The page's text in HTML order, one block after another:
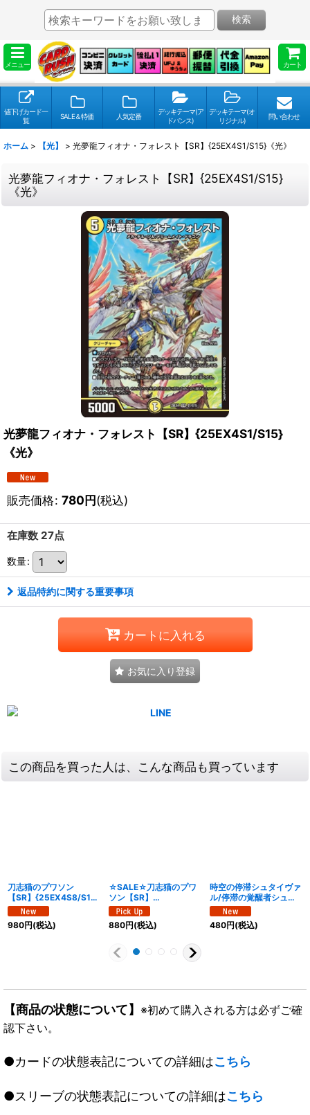
メニュー カート
検索
値下げカード一
覧
SALE＆特価 人気定番
デッキテーマ(ア
ドバンス)
デッキテーマ(オ
リジナル)
問い合わせ
ホーム > 【光】 > 光夢龍フィオナ・フォレスト【SR】{25EX4S1/S15}《光》
光夢龍フィオナ・フォレスト【SR】{25EX4S1/S15}
《光》
光夢龍フィオナ・フォレスト【SR】{25EX4S1/S15}
《光》
販売価格: 780円(税込)
在庫数 27点
数量:
返品特約に関する重要事項
カートに入れる
お気に入り登録
この商品を買った人は、こんな商品も買っています
刀志猫のプワソン
【SR】{25EX4S8/S15}
《多》
980円(税込)
☆SALE☆刀志猫のプワ
ソン【SR】
{25EX4S8/S15}《多》
880円(税込)
時空の停滞シュタイヴァ
ル/停滞の覚醒者シュタ
イヴェルト【SR】
{25EX4S6b/S15/S6a/
S15}《多》
480円(税込)
【商品の状態について】 ※初めて購入される方は必ずご確
認下さい。
●カードの状態表記についての詳細はこちら
●スリーブの状態表記についての詳細はこちら